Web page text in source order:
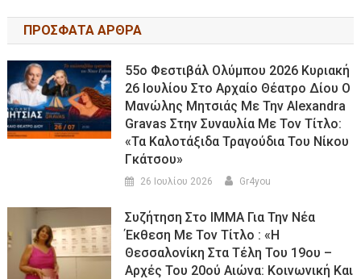
ΠΡΟΣΦΑΤΑ ΑΡΘΡΑ
55ο Φεστιβάλ Ολύμπου 2026 Κυριακή
26 Ιουλίου Στο Αρχαίο Θέατρο Δίου Ο
Μανώλης Μητσιάς Με Την Alexandra
Gravas Στην Συναυλία Με Τον Τίτλο:
«τα Καλοτάξιδα Τραγούδια Του Νίκου
Γκάτσου»
26 Ιουλίου 2026 Gr4you
Συζήτηση Στο ΙΜΜΑ Για Την Νέα
Έκθεση Με Τον Τίτλο : «Η
Θεσσαλονίκη Στα Τέλη Του 19ου –
Αρχές Του 20ού Αιώνα: Κοινωνική Και